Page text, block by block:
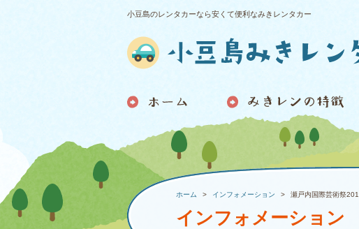
小豆島のレンタカーなら安くて便利なみきレンタカー
ホーム インフォメーション 瀬戸内国際芸術祭
インフォメーション